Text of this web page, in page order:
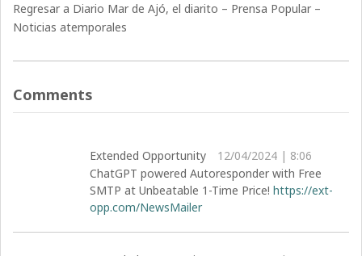
Regresar a Diario Mar de Ajó, el diarito – Prensa Popular –
Noticias atemporales
Comments
Extended Opportunity
12/04/2024 | 8:06
ChatGPT powered Autoresponder with Free
SMTP at Unbeatable 1-Time Price!https://ext-
opp.com/NewsMailer